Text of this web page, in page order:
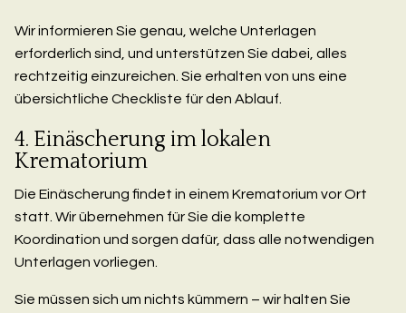
Wir informieren Sie genau, welche Unterlagen
erforderlich sind, und unterstützen Sie dabei, alles
rechtzeitig einzureichen. Sie erhalten von uns eine
übersichtliche Checkliste für den Ablauf.
4. Einäscherung im lokalen
Krematorium
Die Einäscherung findet in einem Krematorium vor Ort
statt. Wir übernehmen für Sie die komplette
Koordination und sorgen dafür, dass alle notwendigen
Unterlagen vorliegen.
Sie müssen sich um nichts kümmern – wir halten Sie